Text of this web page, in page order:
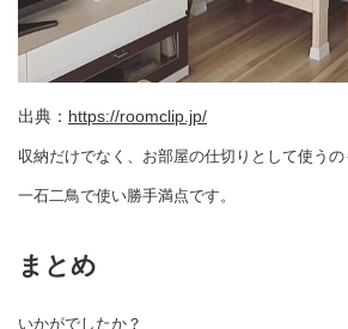
出典： https://roomclip.jp/
収納だけでなく、お部屋の仕切りとして使うの
一石二鳥で使い勝手満点です。
まとめ
いかがでしたか？